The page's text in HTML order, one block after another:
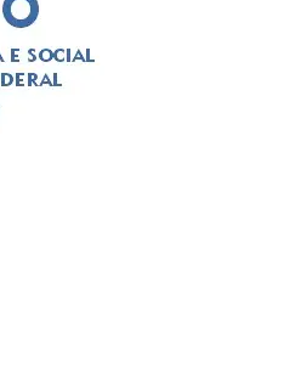
urgência vigente,